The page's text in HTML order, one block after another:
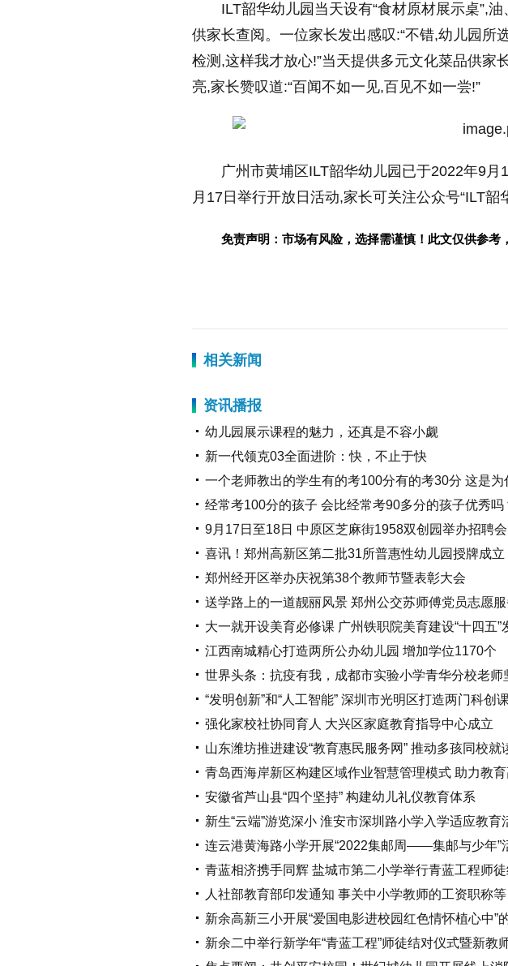
ILT韶华幼儿园当天设有“食材原材展示桌”,
供家长查阅。一位家长发出感叹:“不错,幼儿园所
检测,这样我才放心!”当天提供多元文化菜品供家
亮,家长赞叹道:“百闻不如一见,百见不如一尝!”
广州市黄埔区ILT韶华幼儿园已于2022年9
月17日举行开放日活动,家长可关注公众号“ILT韶
免责声明：市场有风险，选择需谨慎！此文仅供参考
相关新闻
资讯播报
幼儿园展示课程的魅力，还真是不容小觑
新一代领克03全面进阶：快，不止于快
一个老师教出的学生有的考100分有的考30分 这是为
经常考100分的孩子 会比经常考90多分的孩子优秀吗
9月17日至18日 中原区芝麻街1958双创园举办招聘会
喜讯！郑州高新区第二批31所普惠性幼儿园授牌成立
郑州经开区举办庆祝第38个教师节暨表彰大会
送学路上的一道靓丽风景 郑州公交苏师傅党员志愿
大一就开设美育必修课 广州铁职院美育建设“十四五”
江西南城精心打造两所公办幼儿园 增加学位1170个
世界头条：抗疫有我，成都市实验小学青华分校老师
“发明创新”和“人工智能” 深圳市光明区打造两门科创
强化家校社协同育人 大兴区家庭教育指导中心成立
山东潍坊推进建设“教育惠民服务网” 推动多孩同校就
青岛西海岸新区构建区域作业智慧管理模式 助力教
安徽省芦山县“四个坚持” 构建幼儿礼仪教育体系
新生“云端”游览深小 淮安市深圳路小学入学适应教育
连云港黄海路小学开展“2022集邮周——集邮与少年”
青蓝相济携手同辉 盐城市第二小学举行青蓝工程师
人社部教育部印发通知 事关中小学教师的工资职称等
新余高新三小开展“爱国电影进校园红色情怀植心中”
新余二中举行新学年“青蓝工程”师徒结对仪式暨新教